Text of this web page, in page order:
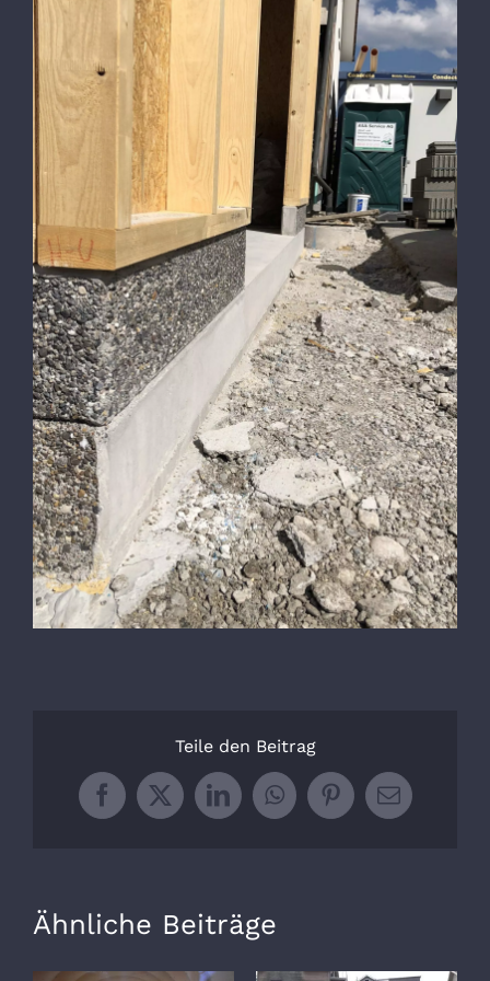
Teile den Beitrag
Facebook
X LinkedInWhatsApp
Pinterest
E-
Ähnliche Beiträge